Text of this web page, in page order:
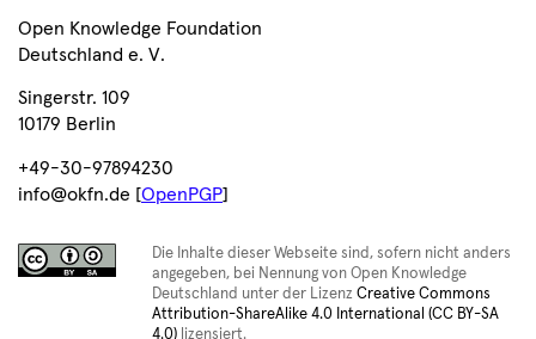
Open Knowledge Foundation
Deutschland e. V.
Singerstr. 109
10179 Berlin
+49-30-97894230
info@okfn.de [OpenPGP]
Die Inhalte dieser Webseite sind, sofern nicht anders
angegeben, bei Nennung von Open Knowledge
Deutschland unter der Lizenz Creative Commons
Attribution-ShareAlike 4.0 International (CC BY-SA
4.0) lizensiert.